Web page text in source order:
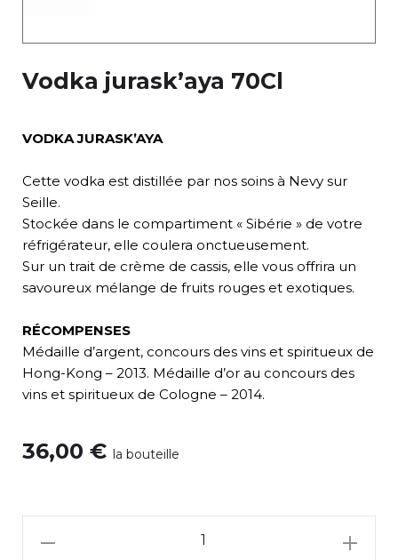
Vodka jurask’aya 70Cl
VODKA JURASK’AYA
Cette vodka est distillée par nos soins à Nevy sur
Seille.
Stockée dans le compartiment « Sibérie » de votre
réfrigérateur, elle coulera onctueusement.
Sur un trait de crème de cassis, elle vous offrira un
savoureux mélange de fruits rouges et exotiques.
RÉCOMPENSES
Médaille d’argent, concours des vins et spiritueux de
Hong-Kong – 2013. Médaille d’or au concours des
vins et spiritueux de Cologne – 2014.
36,00 € la bouteille